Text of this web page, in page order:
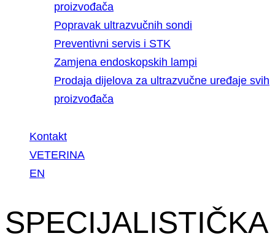
proizvođača
Popravak ultrazvučnih sondi
Preventivni servis i STK
Zamjena endoskopskih lampi
Prodaja dijelova za ultrazvučne uređaje svih
proizvođača
Kontakt
VETERINA
EN
SPECIJALISTIČKA